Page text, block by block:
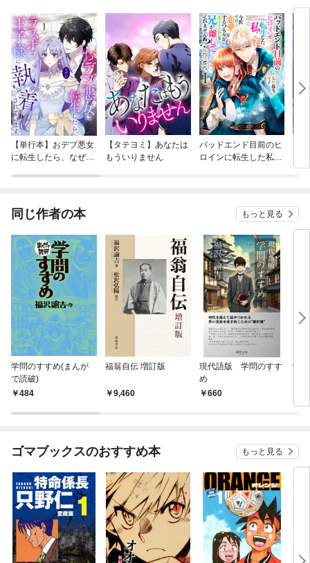
【単行本】おデブ悪女
に転生したら、なぜか
【タテヨミ】あなたは
もういりません
バッドエンド目前のヒ
ロインに転生した私、
同じ作者の本 もっと見る
学問のすすめ(まんが
で読破)
484
福翁自伝 増訂版
9,460
現代語版 学問のすす
め
660
学
ゴマブックスのおすすめ本 もっと見る